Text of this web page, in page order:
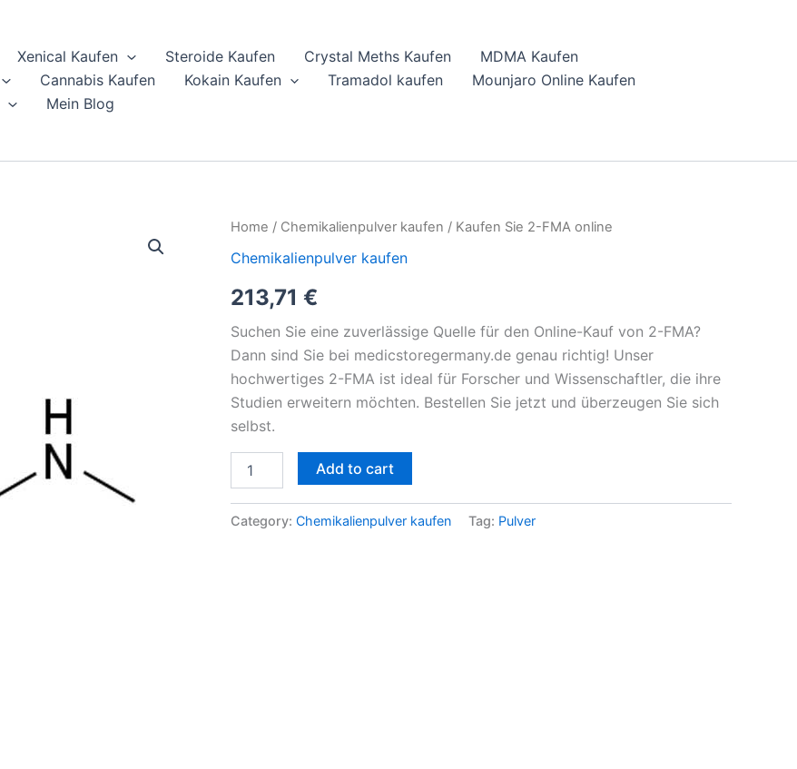
Xenical Kaufen Steroide Kaufen Crystal Meths Kaufen
MDMA Kaufen
Cannabis Kaufen Kokain Kaufen Tramadol kaufen
Mounjaro Online Kaufen
Mein Blog
Home / Chemikalienpulver kaufen / Kaufen Sie 2-FMA online
Chemikalienpulver kaufen
213,71 €
Suchen Sie eine zuverlässige Quelle für den Online-Kauf von 2-FMA?
Dann sind Sie bei medicstoregermany.de genau richtig! Unser
hochwertiges 2-FMA ist ideal für Forscher und Wissenschaftler, die ihre
Studien erweitern möchten. Bestellen Sie jetzt und überzeugen Sie sich
selbst.
Kaufen
2-
online
quantity
Add to cart
Category: Chemikalienpulver kaufen Tag: Pulver